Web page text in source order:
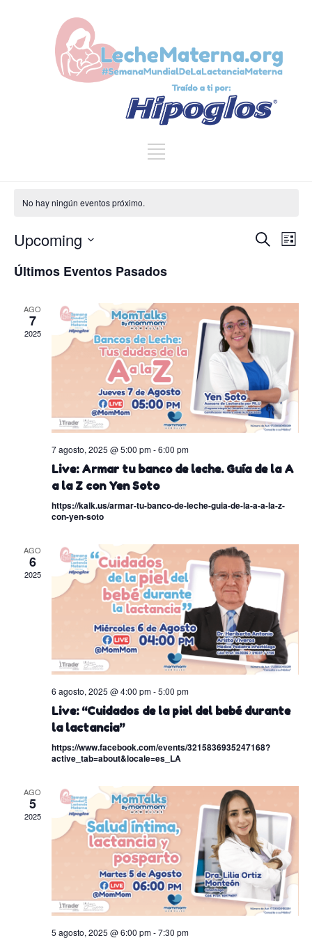
No hay ningún eventos próximo.
de
vistas
de
BuscarLista
Upcoming
fecha.
Últimos Eventos Pasados
AGO
7
2025
7 agosto, 2025 @ 5:00 pm-6:00 pm
Live: Armar tu banco de leche. Guía de la A
a la Z con Yen Soto
https://kalk.us/armar-tu-banco-de-leche-guia-de-la-a-a-la-z-
con-yen-soto
AGO
6
2025
6 agosto, 2025 @ 4:00 pm-5:00 pm
Live: “Cuidados de la piel del bebé durante
la lactancia”
https://www.facebook.com/events/3215836935247168?
active_tab=about&locale=es_LA
AGO
5
2025
5 agosto, 2025 @ 6:00 pm-7:30 pm